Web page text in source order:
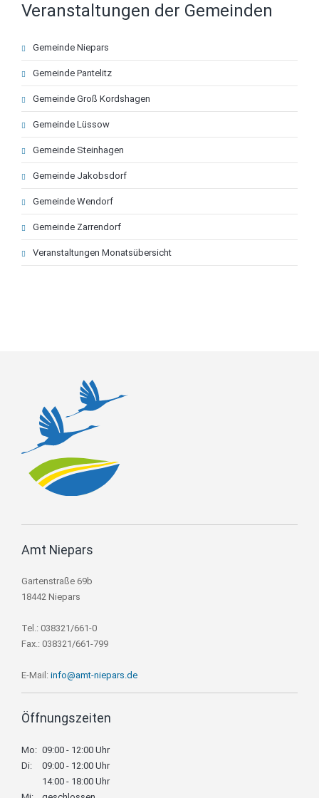
Veranstaltungen der Gemeinden
Navigation
überspringen
Gemeinde Niepars
Gemeinde Pantelitz
Gemeinde Groß Kordshagen
Gemeinde Lüssow
Gemeinde Steinhagen
Gemeinde Jakobsdorf
Gemeinde Wendorf
Gemeinde Zarrendorf
Veranstaltungen Monatsübersicht
Amt Niepars
Gartenstraße 69b
18442 Niepars
Tel.: 038321/661-0
Fax.: 038321/661-799
E-Mail: info@amt-niepars.de
Öffnungszeiten
Mo: 09:00 - 12:00 Uhr
Di:
09:00 - 12:00 Uhr
14:00 - 18:00 Uhr